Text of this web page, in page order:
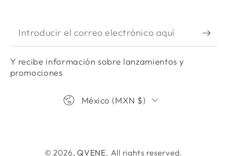
Introducir
el
correo
Y recibe información sobre lanzamientos y
promociones
© 2026,QVENE. All rights reserved.
México (MXN $)